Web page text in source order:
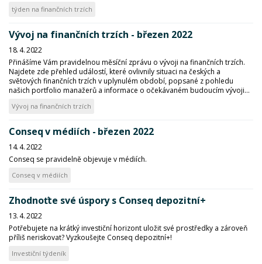
týden na finančních trzích
Vývoj na finančních trzích - březen 2022
18. 4. 2022
Přinášíme Vám pravidelnou měsíční zprávu o vývoji na finančních trzích.
Najdete zde přehled událostí, které ovlivnily situaci na českých a
světových finančních trzích v uplynulém období, popsané z pohledu
našich portfolio manažerů a informace o očekávaném budoucím vývoji...
Vývoj na finančních trzích
Conseq v médiích - březen 2022
14. 4. 2022
Conseq se pravidelně objevuje v médiích.
Conseq v médiích
Zhodnoťte své úspory s Conseq depozitní+
13. 4. 2022
Potřebujete na krátký investiční horizont uložit své prostředky a zároveň
příliš neriskovat? Vyzkoušejte Conseq depozitní+!
Investiční týdeník